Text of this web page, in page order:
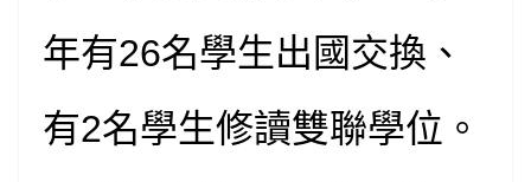
年有26名學生出國交換、
有2名學生修讀雙聯學位。